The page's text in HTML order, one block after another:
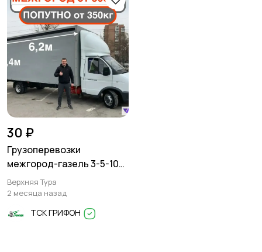
30 ₽
Грузоперевозки
межгород-газель 3-5-10
тонн
Верхняя Тура
2 месяца назад
ТСК ГРИФОН